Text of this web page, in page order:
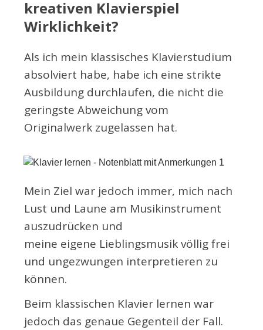
kreativen Klavierspiel
Wirklichkeit?
Als ich mein klassisches Klavierstudium
absolviert habe, habe ich eine strikte
Ausbildung durchlaufen, die nicht die
geringste Abweichung vom
Originalwerk zugelassen hat.
Mein Ziel war jedoch immer, mich nach
Lust und Laune am Musikinstrument
auszudrücken und
meine eigene Lieblingsmusik völlig frei
und ungezwungen interpretieren zu
können.
Beim klassischen Klavier lernen war
jedoch das genaue Gegenteil der Fall.